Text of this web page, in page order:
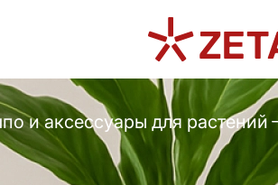
и аксессуары для растений